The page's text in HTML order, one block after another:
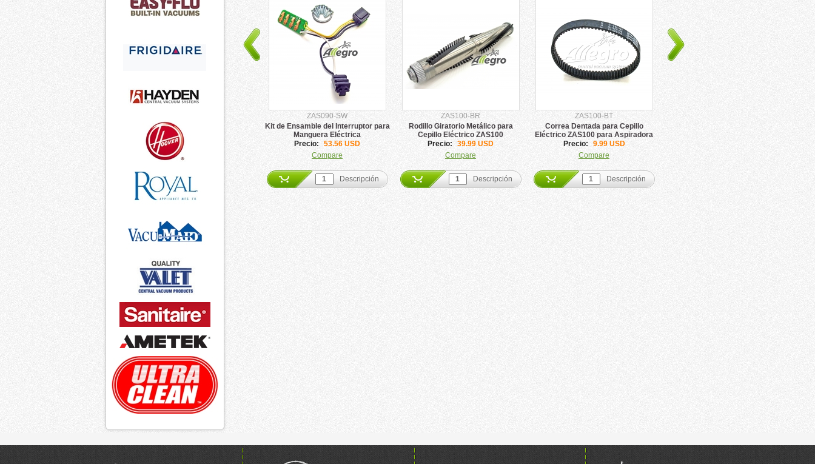
ZAS090-SW
Kit de Ensamble del Interruptor para
Manguera Eléctrica
Precio:
53.56 USD
Compare
Descripción
ZAS100-BR
Rodillo Giratorio Metálico para
Cepillo Eléctrico ZAS100
Precio:
39.99 USD
Compare
Descripción
ZAS100-BT
Correa Dentada para Cepillo
Eléctrico ZAS100 para Aspiradora
Central
Precio:
9.99 USD
Compare
Descripción
ZAS100-M
Motor para Cepillo Eléctrico ZAS100
75.88 USD
Descripción